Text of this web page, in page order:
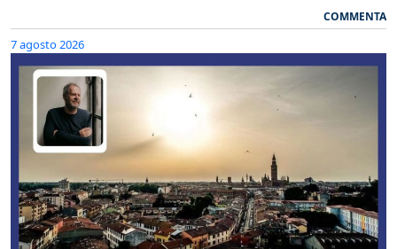
COMMENTA
7 agosto 2026